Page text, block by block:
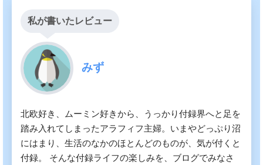
私が書いたレビュー
みず
北欧好き、ムーミン好きから、うっかり付録界へと足を
踏み入れてしまったアラフィフ主婦。いまやどっぷり沼
にはまり、生活のなかのほとんどのものが、気が付くと
付録。 そんな付録ライフの楽しみを、ブログでみなさ